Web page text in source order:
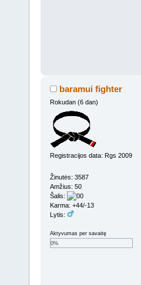
baramui fighter
Rokudan (6 dan)
Registracijos data: Rgs 2009
Žinutės: 3587
Amžius: 50
Šalis:
Karma: +44/-13
Lytis:
Aktyvumas per savaitę
0%